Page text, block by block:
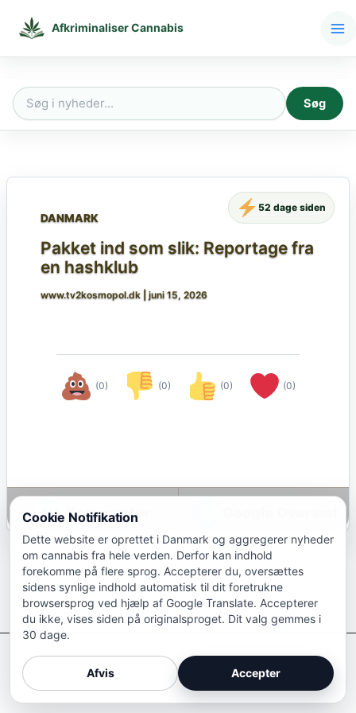
Afkriminaliser Cannabis
Søg
Søg
DANMARK
Pakket ind som slik: Reportage fra
en hashklub
www.tv2kosmopol.dk juni 15, 2026
(0) (0) (0) (0)
52 dage siden
Afkriminaliser Cannabis
Cookie Notifikation
Dette website er oprettet i Danmark og aggregerer nyheder
om cannabis fra hele verden. Derfor kan indhold
forekomme på flere sprog. Accepterer du, oversættes
sidens synlige indhold automatisk til dit foretrukne
browsersprog ved hjælp af Google Translate. Accepterer
du ikke, vises siden på originalsproget. Dit valg gemmes i
30 dage.
Afvis Accepter